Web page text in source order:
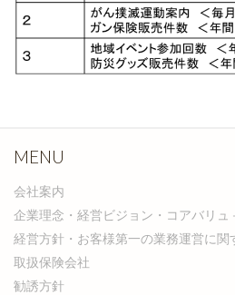
MENU
会社案内
企業理念・経営ビジョン・コアバリュ
経営方針・お客様第一の業務運営に関
取扱保険会社
勧誘方針